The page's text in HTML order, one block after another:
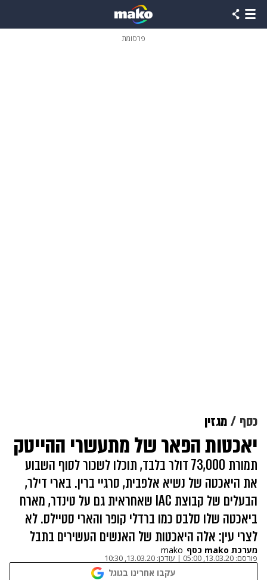
פרסומת
כסף מגזין
יאכטות הפאר של מתעשרי ההייטק
תמורת 73,000 דולר בלבד, תוכלו לשכור לסוף השבוע
את היאכטה של נשיא אלפבית, סרגיי ברין. בארי דילר,
הבעלים של קבוצת IAC שאחראית גם על טינדר, מארח
ביאכטה שלו סלבס כמו ברדלי קופר והארי סטיילס. לא
לצרי עין: אלה היאכטות של האנשים העשירים בתבל
מערכת mako כסף mako
פורסם: 13.03.20, 05:00
| עודכן: 13.03.20, 10:30
עקבו אחרינו בגוגל